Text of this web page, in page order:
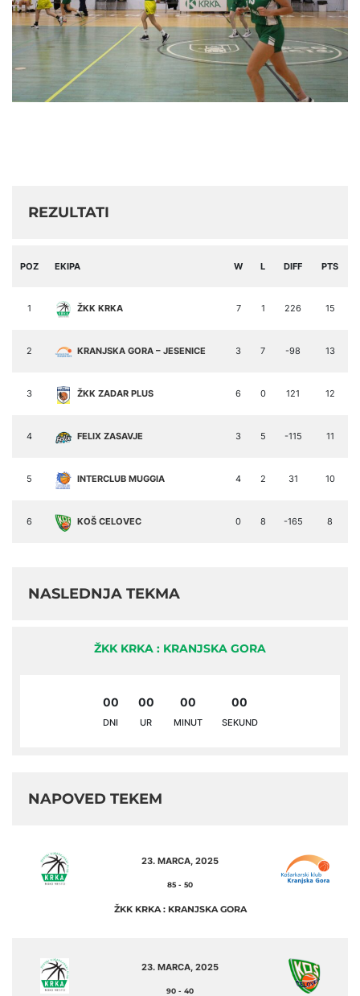
REZULTATI
POZ EKIPA W L DIFF PTS
1 ŽKK KRKA 7 1 226 15
2 KRANJSKA GORA – JESENICE 3 7 -98 13
3 ŽKK ZADAR PLUS 6 0 121 12
4 FELIX ZASAVJE 3 5 -115 11
5 INTERCLUB MUGGIA 4 2 31 10
6 KOŠ CELOVEC 0 8 -165 8
NASLEDNJA TEKMA
ŽKK KRKA : KRANJSKA GORA
00
DNI
00
UR
00
MINUT
00
SEKUND
NAPOVED TEKEM
23. MARCA, 2025
85 - 50
ŽKK KRKA : KRANJSKA GORA
23. MARCA, 2025
90 - 40